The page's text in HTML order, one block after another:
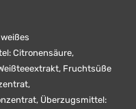
Citronensäure,
Fruchtsüße
Überzugsmittel: